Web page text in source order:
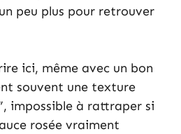
peu plus pour retrouver
ici, même avec un bon
souvent une texture
impossible à rattraper si
rosée vraiment